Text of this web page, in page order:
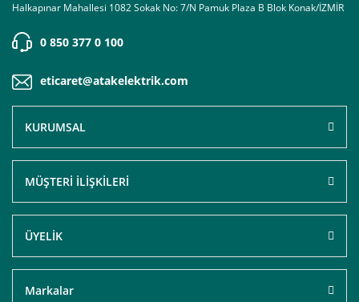
Halkapınar Mahallesi 1082 Sokak No: 7/N Pamuk Plaza B Blok Konak/İZMİR
0 850 377 0 100
eticaret@atakelektrik.com
KURUMSAL
MÜŞTERİ İLİŞKİLERİ
ÜYELİK
Markalar